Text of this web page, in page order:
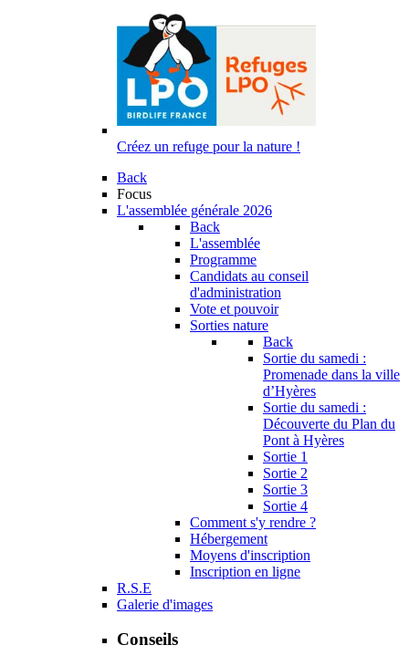
Créez un refuge pour la nature !
Back
Focus
L'assemblée générale 2026
Back
L'assemblée
Programme
Candidats au conseil
d'administration
Vote et pouvoir
Sorties nature
Back
Sortie du samedi :
Promenade dans la ville
d’Hyères
Sortie du samedi :
Découverte du Plan du
Pont à Hyères
Sortie 1
Sortie 2
Sortie 3
Sortie 4
Comment s'y rendre ?
Hébergement
Moyens d'inscription
Inscription en ligne
R.S.E
Galerie d'images
Conseils